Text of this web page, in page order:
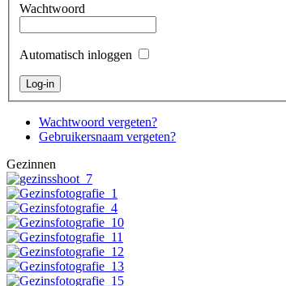
Wachtwoord
Automatisch inloggen
Wachtwoord vergeten?
Gebruikersnaam vergeten?
Gezinnen